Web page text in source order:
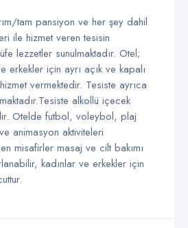
tam pansiyon ve her şey dahil
ile hizmet veren tesisin
lezzetler sunulmaktadır. Otel;
erkekler için ayrı açık ve kapalı
vermektedir. Tesiste ayrıca
alkollü içecek
Otelde futbol, voleybol, plaj
animasyon aktiviteleri
misafirler masaj ve cilt bakımı
kadınlar ve erkekler için